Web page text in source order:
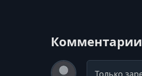
Комментарии
Комментарий